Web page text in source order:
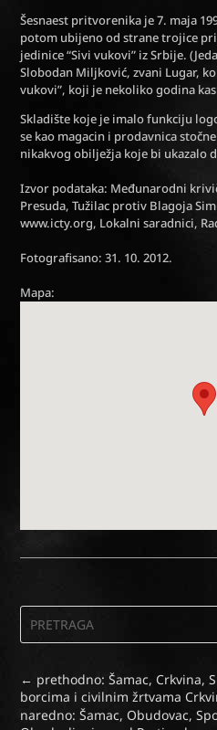
Šesnaest pritvorenika je 7. maja
potom ubijeno od strane trojice
jedinice “Sivi vukovi” iz Srbije.
Slobodan Miljković, zvani Lugar,
vukovi”, koji je nekoliko godina
Skladište koje je imalo funkciju
se kao magacin i prodavnica
nikakvog obilježja koje bi ukazalo
Izvor podataka: Međunarodni
Presuda, Tužilac protiv Blagoja
www.icty.org, Lokalni saradnici,
Fotografisano: 31. 10. 2012.
Mapa:
← prethodno: Šamac, Crkvina,
borcima i civilnim žrtvama
naredno: Šamac, Obudovac,